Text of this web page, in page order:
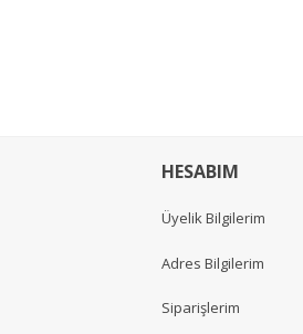
HESABIM
Üyelik Bilgilerim
Adres Bilgilerim
Siparişlerim